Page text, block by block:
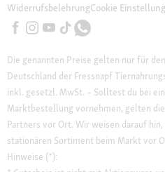
WiderrufsbelehrungCookie
Die genannten Preise gelten nur für
Deutschland der Fressnapf
inkl. gesetzl. MwSt. – Solltest du bei
Marktbestellung vornehmen, gelten
Partners vor Ort. Wir weisen darauf
stationären Sortiment beim Markt vor
Hinweise (*):